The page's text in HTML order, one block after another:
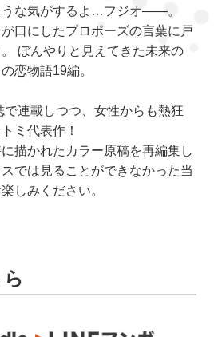
な気がするよ…フジオ――。
口にしたプロポーズの言葉に戸
ぼんやりと見えてきた未来の
恋物語19編。
連載しつつ、女性からも熱狂
ミ代表作！
描かれたカラー原稿を再編集し
では見ることができなかった当
しみください。